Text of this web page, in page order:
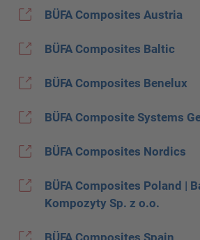
BÜFA Composites Austria
BÜFA Composites Baltic
BÜFA Composites Benelux
BÜFA Composite Systems
BÜFA Composites Nordics
BÜFA Composites Poland |
Kompozyty Sp. z o.o.
BÜFA Composites Spain